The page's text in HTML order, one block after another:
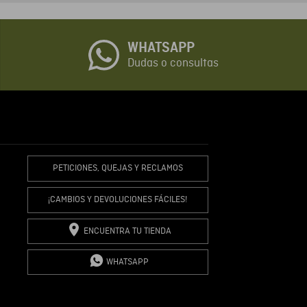
COMENTARIO
WHATSAPP
Dudas o consultas
PETICIONES, QUEJAS Y RECLAMOS
¡CAMBIOS Y DEVOLUCIONES FÁCILES!
ENCUENTRA TU TIENDA
WHATSAPP